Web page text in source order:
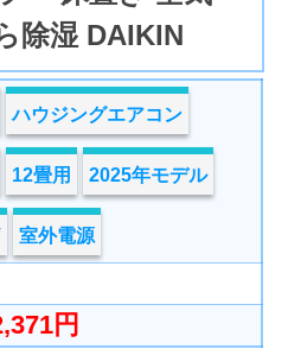
除湿 DAIKIN
ハウジングエアコン
12畳用 2025年モデル
室外電源
円